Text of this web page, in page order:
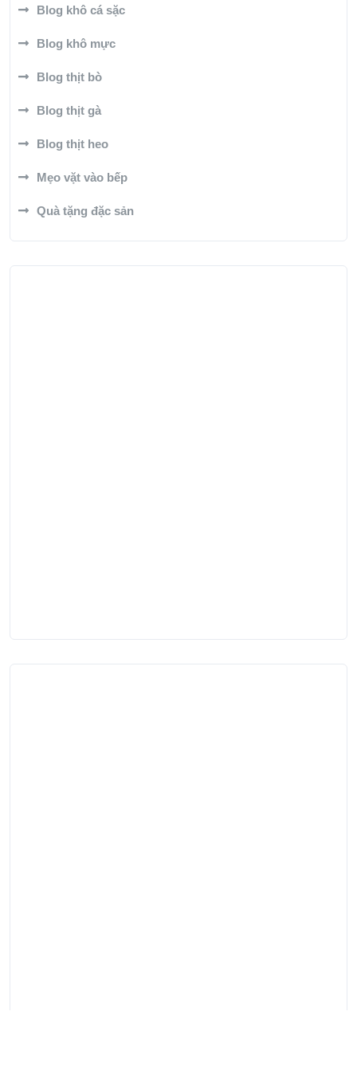
Blog khô cá sặc
Blog khô mực
Blog thịt bò
Blog thịt gà
Blog thịt heo
Mẹo vặt vào bếp
Quà tặng đặc sản